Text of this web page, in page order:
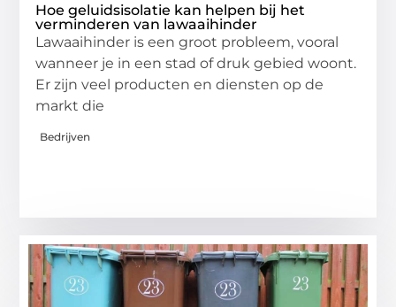
Hoe geluidsisolatie kan helpen bij het
verminderen van lawaaihinder
Lawaaihinder is een groot probleem, vooral
wanneer je in een stad of druk gebied woont.
Er zijn veel producten en diensten op de
markt die
Bedrijven